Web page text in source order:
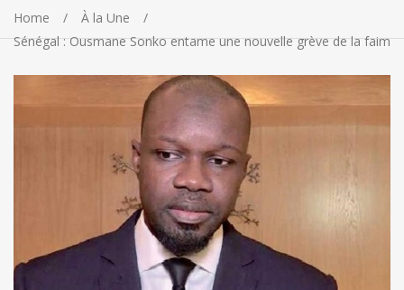
Home
À la Une
Sénégal : Ousmane Sonko entame une nouvelle grève de la faim